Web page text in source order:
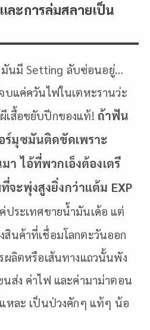
ะการล่มสลายเป็น
มันมี Setting ลับซ่อนอยู่…
บแค่ควันไฟในเตหะรานว่ะ
เสื้อขยับปีกของแท้! ถ้าฟัน
ร์มุซมันติดขัดเพราะ
ไอ้ที่พวกเอ็งต้องเตรี
จะพุ่งสูงยิ่งกว่าแต้ม EXP
ประเทศขายน้ำมันเด้อ แต่
นค้าที่เชื่อมโลกตะวันออก
ผลิตหรือเส้นทางแถวนั้นพัง
ส่ง ค่าไฟ และค่ามาม่าตอน
หละ เป็นป่วงคักๆ แท้ๆ น้อ